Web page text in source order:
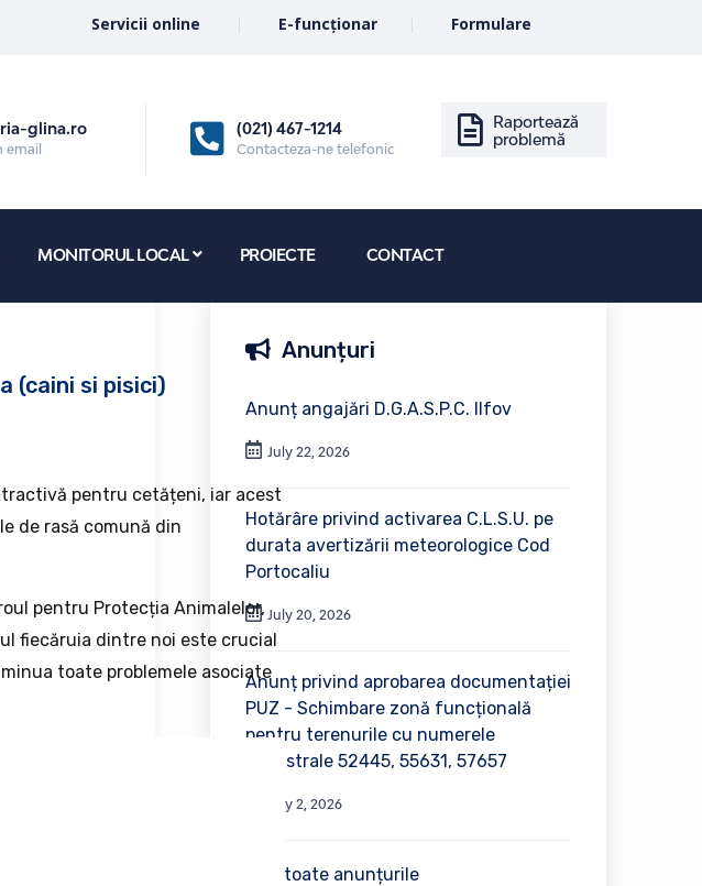
Servicii online E-funcționar Formulare
glina.ro (021) 467-1214
Contacteza-ne telefonic
Raportează
problemă
MONITORUL LOCAL PROIECTE CONTACT
(caini si pisici)
pentru cetățeni, iar acest
de rasă comună din
pentru Protecția Animalelor,
fiecăruia dintre noi este crucial
toate problemele asociate
Anunțuri
Anunț angajări D.G.A.S.P.C. Ilfov
July 22, 2026
Hotărâre privind activarea C.L.S.U. pe
durata avertizării meteorologice Cod
Portocaliu
July 20, 2026
Anunț privind aprobarea documentației
PUZ - Schimbare zonă funcțională
pentru terenurile cu numerele
cadastrale 52445, 55631, 57657
July 2, 2026
Vezi toate anunțurile